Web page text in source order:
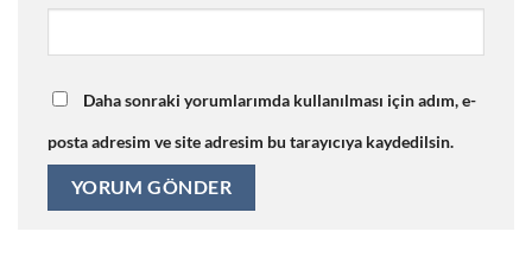
Daha sonraki yorumlarımda kullanılması için adım, e-
posta adresim ve site adresim bu tarayıcıya kaydedilsin.